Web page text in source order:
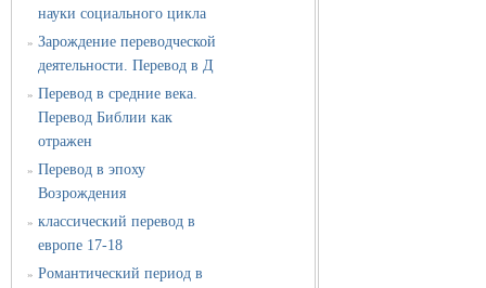
науки социального цикла
» Зарождение переводческой
деятельности. Перевод в Д
» Перевод в средние века.
Перевод Библии как
отражен
» Перевод в эпоху
Возрождения
» классический перевод в
европе 17-18
» Романтический период в